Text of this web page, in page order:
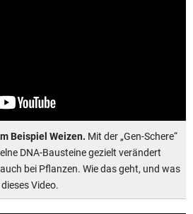
Beispiel Weizen. Mit der „Gen-Schere“
DNA-Bausteine gezielt verändert
bei Pflanzen. Wie das geht, und was
Video.